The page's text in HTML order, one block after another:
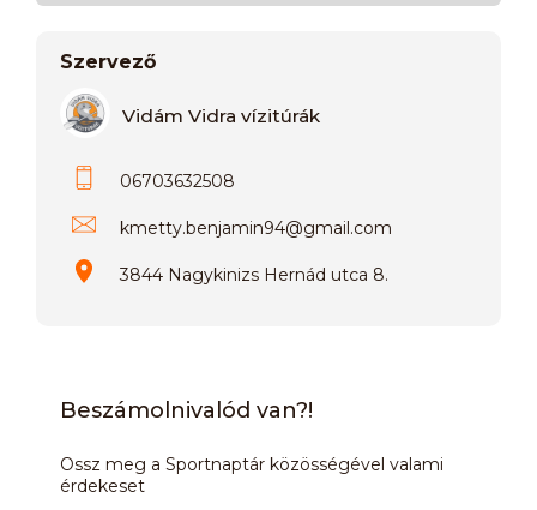
Szervező
Vidám Vidra vízitúrák
06703632508
kmetty.benjamin94@gmail.com
3844 Nagykinizs Hernád utca 8.
Beszámolnivalód van?!
Ossz meg a Sportnaptár közösségével valami
érdekeset